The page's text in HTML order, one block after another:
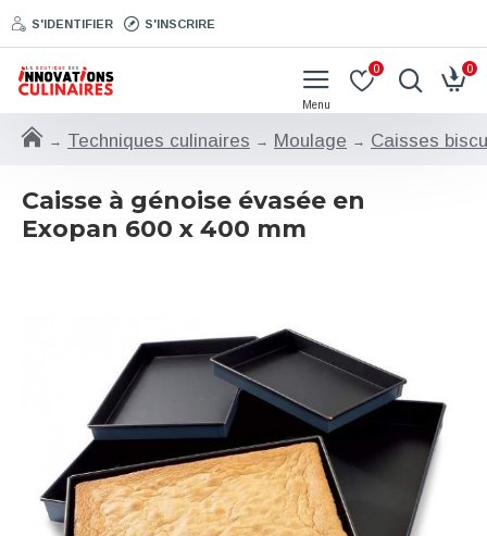
S'IDENTIFIER S'INSCRIRE
0 0
Techniques culinaires Moulage Caisses
Caisse à génoise évasée en
Exopan 600 x 400 mm